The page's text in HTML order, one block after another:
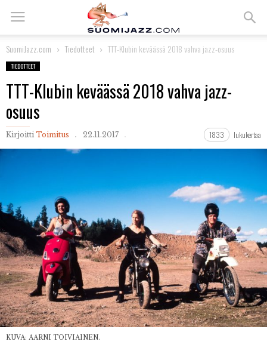
SuomiJazz.com Tiedotteet TTT-Klubin keväässä 2018 vahva jazz-osuus
TIEDOTTEET
TTT-Klubin keväässä 2018 vahva jazz-
osuus
Kirjoitti Toimitus 22.11.2017 1833 lukukertaa
KUVA: AARNI TOIVIAINEN.